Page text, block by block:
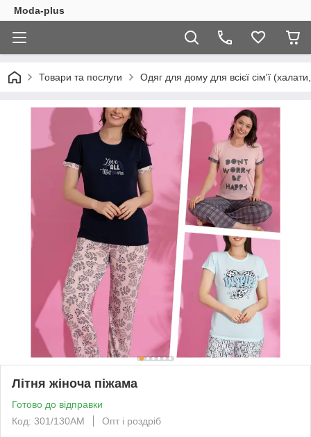
Moda-plus
Товари та послуги Одяг для дому для всієї сім'ї
Літня жіноча піжама
Готово до відправки
Код: 301/130АМ
Опт і роздріб